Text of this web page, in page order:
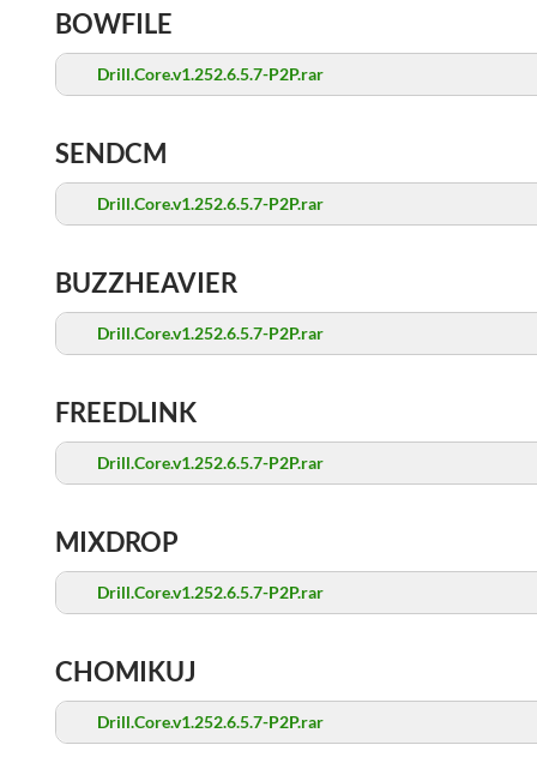
BOWFILE
Drill.Core.v1.252.6.5.7-P2P.rar
SENDCM
Drill.Core.v1.252.6.5.7-P2P.rar
BUZZHEAVIER
Drill.Core.v1.252.6.5.7-P2P.rar
FREEDLINK
Drill.Core.v1.252.6.5.7-P2P.rar
MIXDROP
Drill.Core.v1.252.6.5.7-P2P.rar
CHOMIKUJ
Drill.Core.v1.252.6.5.7-P2P.rar